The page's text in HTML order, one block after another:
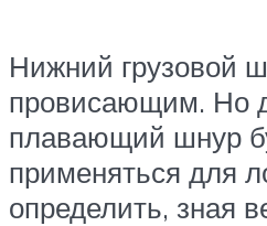
Нижний грузовой
провисающим. Но
плавающий шнур
применяться для
определить, зная